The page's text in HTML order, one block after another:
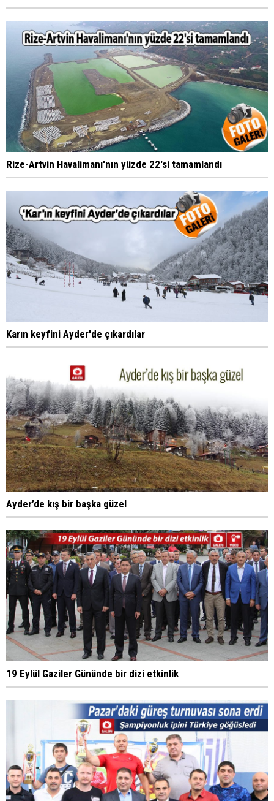
Rize-Artvin Havalimanı'nın yüzde 22'si tamamlandı
Karın keyfini Ayder'de çıkardılar
Ayder’de kış bir başka güzel
19 Eylül Gaziler Gününde bir dizi etkinlik